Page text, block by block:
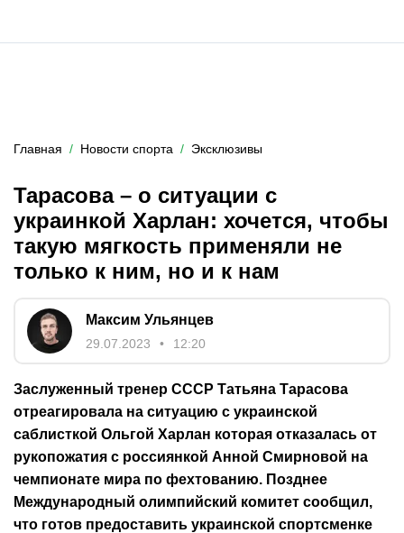
Главная Новости спорта Эксклюзивы
Тарасова – о ситуации с
украинкой Харлан: хочется, чтобы
такую мягкость применяли не
только к ним, но и к нам
Максим Ульянцев
29.07.2023 12:20
Заслуженный тренер СССР Татьяна Тарасова
отреагировала на ситуацию с украинской
саблисткой Ольгой Харлан которая отказалась от
рукопожатия с россиянкой Анной Смирновой на
чемпионате мира по фехтованию. Позднее
Международный олимпийский комитет сообщил,
что готов предоставить украинской спортсменке